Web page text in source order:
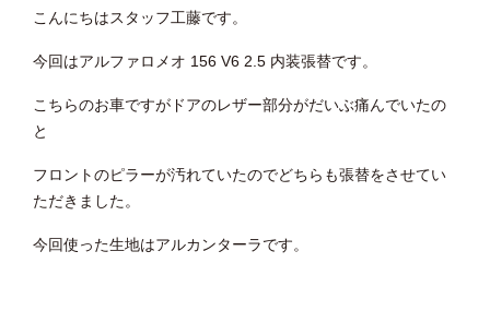
こんにちはスタッフ工藤です。
今回はアルファロメオ 156 V6 2.5 内装張替です。
こちらのお車ですがドアのレザー部分がだいぶ痛んでいたの
と
フロントのピラーが汚れていたのでどちらも張替をさせてい
ただきました。
今回使った生地はアルカンターラです。